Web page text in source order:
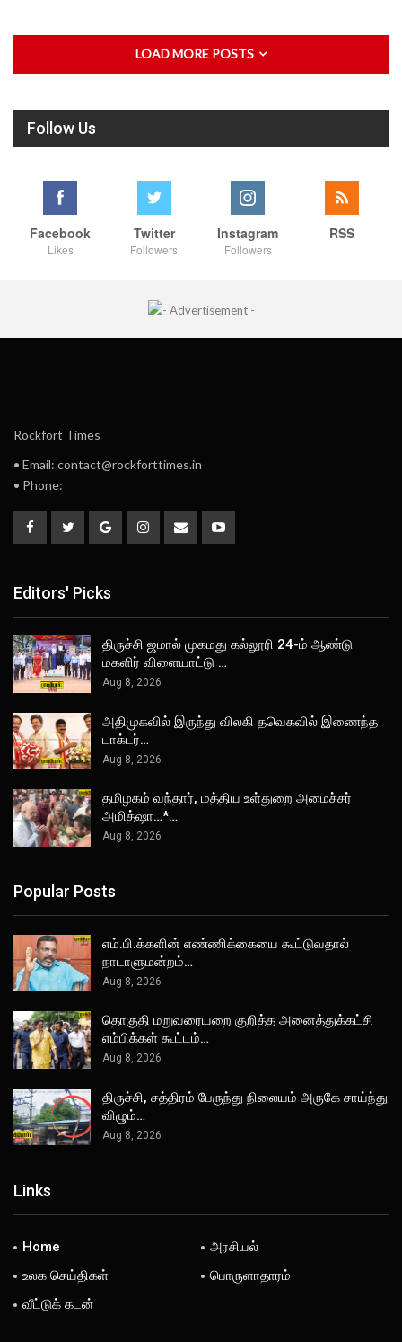
LOAD MORE POSTS
Follow Us
Facebook
Likes
Twitter
Followers
Instagram
Followers
RSS
Rockfort Times
• Email: contact@rockforttimes.in
• Phone:
Editors' Picks
திருச்சி ஜமால் முகமது கல்லூரி 24-ம் ஆண்டு
மகளிர் விளையாட்டு …
Aug 8, 2026
அதிமுகவில் இருந்து விலகி தவெகவில் இணைந்த
டாக்டர்…
Aug 8, 2026
தமிழகம் வந்தார், மத்திய உள்துறை அமைச்சர்
அமித்ஷா…*…
Aug 8, 2026
Popular Posts
எம்.பி.க்களின் எண்ணிக்கையை கூட்டுவதால்
நாடாளுமன்றம்…
Aug 8, 2026
தொகுதி மறுவரையறை குறித்த அனைத்துக்கட்சி
எம்பிக்கள் கூட்டம்…
Aug 8, 2026
திருச்சி, சத்திரம் பேருந்து நிலையம் அருகே சாய்ந்து
விழும்…
Aug 8, 2026
Links
Home
அரசியல்
உலக செய்திகள்
பொருளாதாரம்
வீட்டுக் கடன்